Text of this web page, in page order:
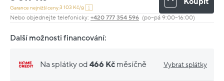
Garance nejnižší ceny:3 103 Kč/g
Nebo objednejte telefonicky: +420 777 354 596 (po–pá 9:00–16:00)
Další možnosti financování:
Na splátky od 466 Kč měsíčně Vybrat splátky